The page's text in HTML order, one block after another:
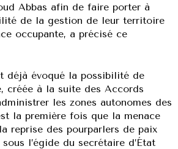
Abbas afin de faire porter à
de la gestion de leur territoire
occupante, a précisé ce
déjà évoqué la possibilité de
créée à la suite des Accords
les zones autonomes des
la première fois que la menace
reprise des pourparlers de paix
l’égide du secrétaire d’État